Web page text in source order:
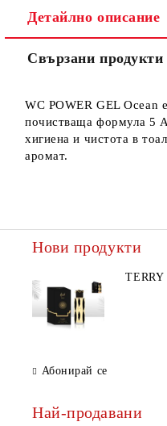
Ние ще се свържем с вас в
Детайлно описание
Свързани продукти
WC POWER GEL Ocean
почистваща формула 5
хигиенa и чистота в
аромат.
Нови продукти
TERRY
Абонирай се
Най-продавани